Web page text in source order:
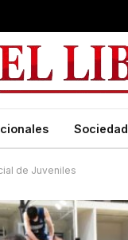
Sociedad
de Juveniles